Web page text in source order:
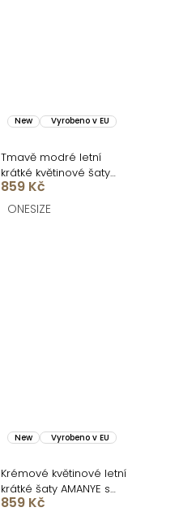
New Vyrobeno v EU
Tmavě modré letní
krátké květinové šaty
AMANYE s kraťásky
859 Kč
ONESIZE
New Vyrobeno v EU
Krémové květinové letní
krátké šaty AMANYE s
kraťásky
859 Kč